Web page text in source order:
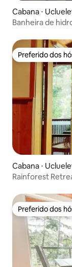
Cabana ⋅
Banheira de
Preferido dos
Preferido dos
Cabana ⋅
Rainforest
Preferido dos
Preferido dos